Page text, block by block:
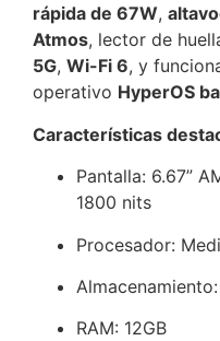
rápida de 67W,
Atmos, lector de
5G, Wi-Fi 6, y
operativo HyperOS
Características
Pantalla: 6.67”
1800 nits
Procesador:
RAM: 12GB